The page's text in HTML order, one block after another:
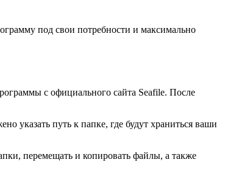
под свои потребности и максимально
с официального сайта Seafile. После
указать путь к папке, где будут храниться ваши
перемещать и копировать файлы, а также